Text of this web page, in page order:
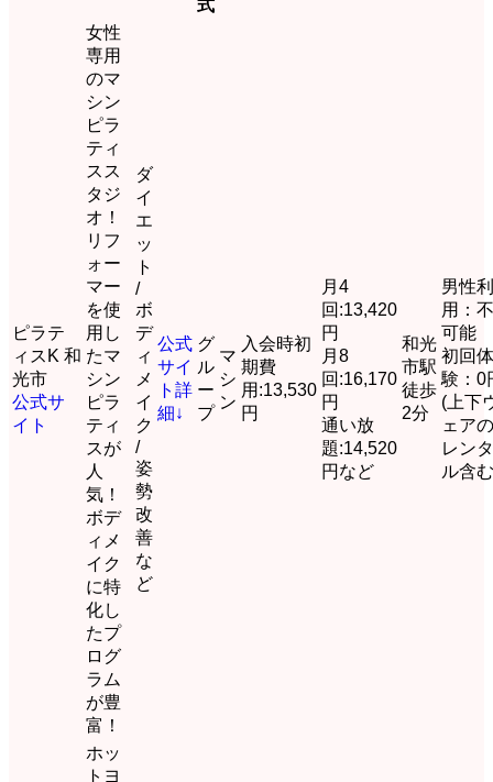
式
ピラテ
ィスK 和
光市
公式サ
イト
女性
専用
のマ
シン
ピラ
ティ
スス
タジ
オ！
リフ
ォー
マー
を使
用し
たマ
シン
ピラ
ティ
スが
人
気！
ボデ
ィメ
イク
に特
化し
たプ
ログ
ラム
が豊
富！
ダ
イ
エ
ッ
ト
/
ボ
デ
ィ
メ
イ
ク
/
姿
勢
改
善
な
ど
公式
サイ
ト 詳
細↓
グ
ル
ー
プ
マ
シ
ン
入会時初
期費
用:13,530
円
月4
回:13,420
円
月8
回:16,170
円
通い放
題:14,520
円など
和光
市駅
徒歩
2分
男性利
用：不
可能
初回体
験：0
(上下
ェアの
レンタ
ル含
ホッ
トヨ